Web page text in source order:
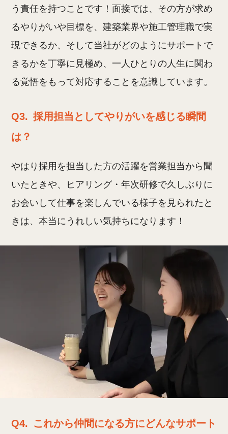
う責任を持つことです！面接では、その方が求め
るやりがいや目標を、建築業界や施工管理職で実
現できるか、そして当社がどのようにサポートで
きるかを丁寧に見極め、一人ひとりの人生に関わ
る覚悟をもって対応することを意識しています。
Q3. 採用担当としてやりがいを感じる瞬間
は？
やはり採用を担当した方の活躍を営業担当から聞
いたときや、ヒアリング・年次研修で久しぶりに
お会いして仕事を楽しんでいる様子を見られたと
きは、本当にうれしい気持ちになります！
Q4. これから仲間になる方にどんなサポート